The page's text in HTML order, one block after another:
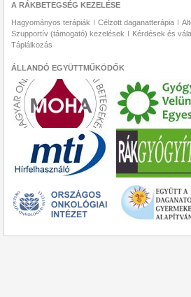
A RÁKBETEGSÉG KEZELÉSE
Hagyományos terápiák Célzott daganatterápia
Szupportív (támogató) kezelések
Kérdések és
Táplálkozás
ÁLLANDÓ EGYÜTTMŰKÖDŐK